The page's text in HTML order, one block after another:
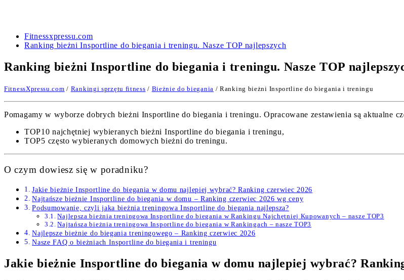
Fitnessxpressu.com
Ranking bieżni Insportline do biegania i treningu. Nasze TOP najlepszych
Ranking bieżni Insportline do biegania i treningu. Nasze TOP
FitnessXpressu.com / Rankingi sprzętu fitness / Bieżnie do biegania / Ranking bieżni Insportline do biegania i treningu
Pomagamy w wyborze dobrych bieżni Insportline do biegania i treningu. Opracowane zestawienia są aktualne
TOP10 najchętniej wybieranych bieżni Insportline do biegania i treningu,
TOP5 często wybieranych domowych bieżni do treningu.
O czym dowiesz się w poradniku?
Jakie bieżnie Insportline do biegania w domu najlepiej wybrać? Ranking czerwiec 2026
Najtańsze bieżnie Insportline do biegania w domu – Ranking czerwiec 2026 wg ceny
Podsumowanie, czyli jaka bieżnia treningowa Insportline do biegania najlepsza?
Najlepsza bieżnia treningowa Insportline do biegania w Rankingu Najchętniej Kupowanych – nasze TOP3
Najtańsza bieżnia treningowa Insportline do biegania w Rankingach – nasze TOP3
Najlepsze bieżnie do biegania treningowego – Ranking czerwiec 2026
Nasze FAQ o bieżniach Insportline do biegania i treningu
Jakie bieżnie Insportline do biegania w domu najlepiej wybrać?